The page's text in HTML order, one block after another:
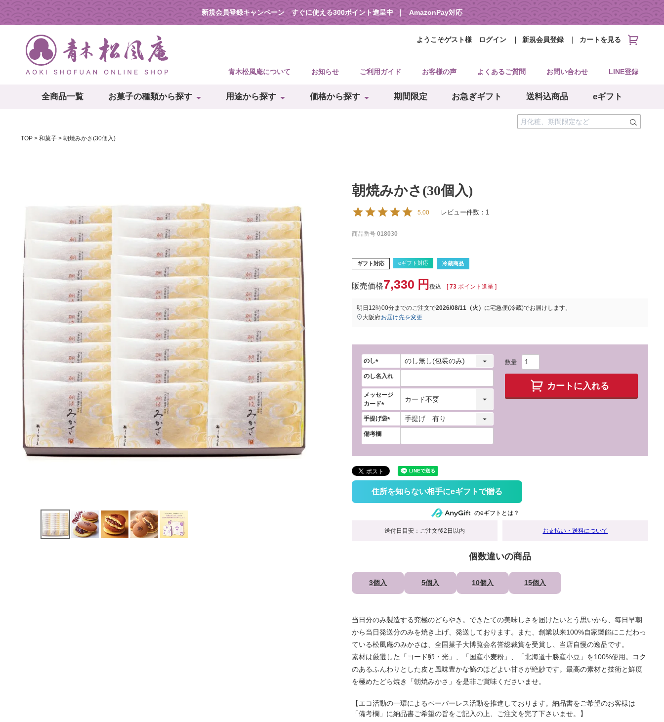
新規会員登録キャンペーン すぐに使える300ポイント進呈中 AmazonPay対応
ようこそゲスト様 ログイン 新規会員登録 カートを見る
青木松風庵について お知らせ ご利用ガイド お客様の声 よくあるご質問 お問い合わせ LINE登録
全商品一覧 お菓子の種類から探す 用途から探す 価格から探す 期間限定 お急ぎギフト 送料込商品 eギフト
TOP 和菓子 朝焼みかさ(30個入)
朝焼みかさ(30個入)
5.00 レビュー件数：1
商品番号 018030
ギフト対応 eギフト対応 冷蔵商品
7,330 税込 [ 73 ポイント進呈 ]
明日 12時00分までのご注文で2026/08/11（火） に宅急便(冷蔵)でお届けします。
大阪府お届け先を変更
のし
(
必
須
)
のし名入れ
メッセージ
カード
(
必
手提げ袋
(
)
備考欄
カートに入れる
住所を知らない相手にeギフトで贈る
のeギフトとは？
送付日目安：ご注文後2日以内 お支払い・送料について
個数違いの商品
3個入 5個入 10個入 15個入
当日分のみ製造する究極のどらやき。できたての美味しさを届けたいとう思いから、毎日早朝
から当日発送分のみを焼き上げ、発送しております。また、創業以来100%自家製餡にこだわっ
ている松風庵のみかさは、全国菓子大博覧会名誉総裁賞を受賞し、当店自慢の逸品です。
素材は厳選した「ヨード卵・光」、「国産小麦粉」、「北海道十勝産小豆」を100%使用。コク
のあるふんわりとした皮と風味豊かな餡のほどよい甘さが絶妙です。最高の素材と技術と鮮度
を極めたどら焼き「朝焼みかさ」を是非ご賞味くださいませ。
【エコ活動の一環によるペーパーレス活動を推進しております。納品書をご希望のお客様は
「備考欄」に納品書ご希望の旨をご記入の上、ご注文を完了下さいませ。】